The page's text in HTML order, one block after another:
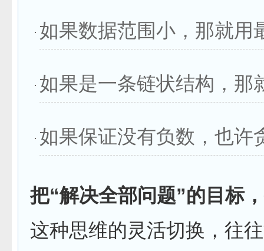
如果数据范围小，那就用
如果是一条链状结构，那
如果保证没有负数，也许
把“解决全部问题”的目标
这种思维的灵活切换，往